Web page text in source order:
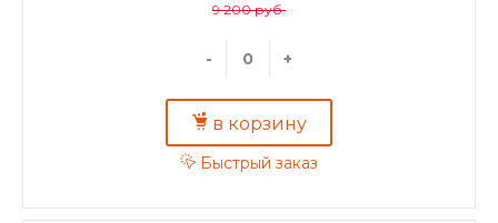
9 200 руб.
- +
в корзину
Быстрый заказ